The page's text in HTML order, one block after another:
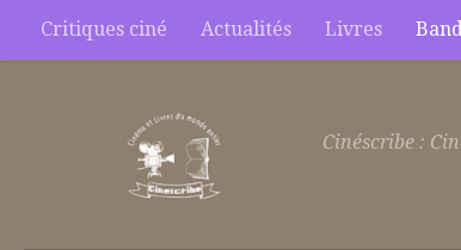
Skip to content
Critiques ciné Actualités Livres
Cinéscribe :